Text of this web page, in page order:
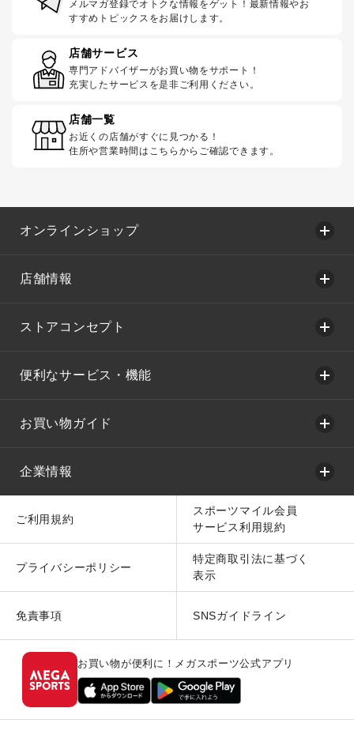
メルマガ登録でオトクな情報をゲット！最新情報やお
すすめトピックスをお届けします。
店舗サービス
専門アドバイザーがお買い物をサポート！
充実したサービスを是非ご利用ください。
店舗一覧
お近くの店舗がすぐに見つかる！
住所や営業時間はこちらからご確認できます。
オンラインショップ
店舗情報
ストアコンセプト
便利なサービス・機能
お買い物ガイド
企業情報
ご利用規約
スポーツマイル会員
サービス利用規約
プライバシーポリシー
特定商取引法に基づく
表示
免責事項 SNSガイドライン
お買い物が便利に！メガスポーツ公式アプリ